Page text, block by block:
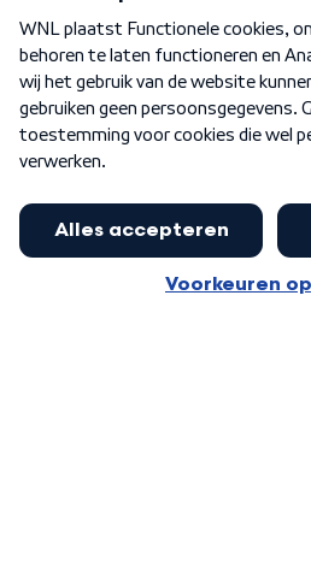
Nieuwsbrief
Word Lid